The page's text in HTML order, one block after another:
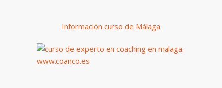
Información curso de Málaga